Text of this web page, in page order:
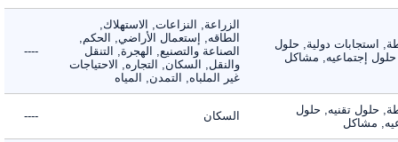
استجابات دولية, حلول
إجتماعيه, مشاكل
الزراعة, النزاعات, الاستهلاك,
الطاقه, إستعمال الأراضي, الحكم,
الصناعة والتصنيع, الهجرة, التنقل
والنقل, السكان, التجاره, الاحتياجات
غير الملباه, التمدن, المياه
----
حلول تقنيه, حلول
مشاكل
السكان ----